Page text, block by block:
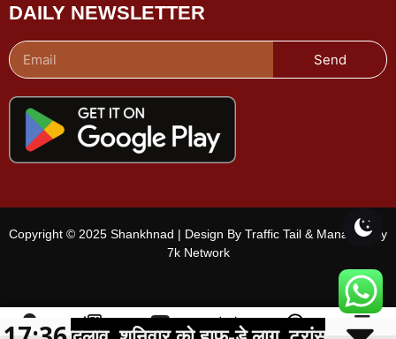
DAILY NEWSLETTER
Send
Copyright © 2025 Shankhnad | Design By Traffic Tail & Managed By
7k Network